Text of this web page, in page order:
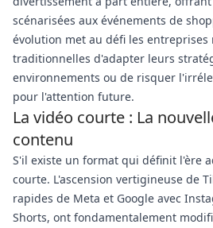
scénarisées aux événements de
évolution met au défi les entreprises
traditionnelles d'adapter leurs
environnements ou de risquer
pour l'attention future.
La vidéo courte : La
contenu
S'il existe un format qui définit l'ère
courte. L'ascension vertigineuse de
rapides de Meta et Google avec
Shorts, ont fondamentalement